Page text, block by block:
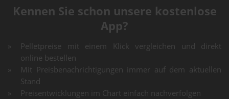
Kennen Sie schon unsere kostenlose
App?
Pelletpreise mit einem Klick vergleichen und direkt
online bestellen
Mit Preisbenachrichtigungen immer auf dem aktuellen
Stand
Preisentwicklungen im Chart einfach nachverfolgen